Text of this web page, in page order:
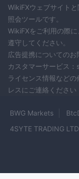
WikiFXウェブサイト
照会ツールです。
WikiFXをご利用の際
遵守してください。
広告提携についての
カスタマーサービス
ライセンス情報など
レスにご連絡くださ
BWG Markets
4SYTE TRADING LTD
ManCu
Grex